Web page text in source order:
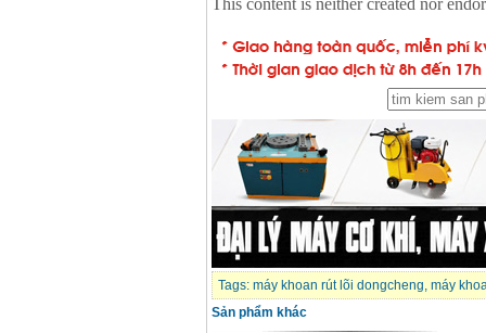
Tags: máy khoan rút lõi dongcheng, máy
Sản phẩm khác